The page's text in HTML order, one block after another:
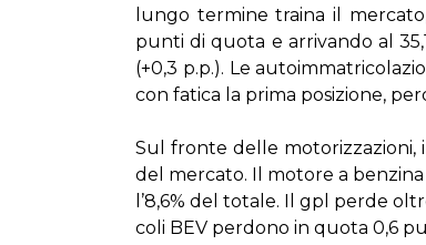
lun­go ter­mi­ne trai­na il
pun­ti di quo­ta e ar­ri­van­do al
(+0,3 p.p.). Le
con fa­ti­ca la pri­ma po­si­zio­ne,
Sul fron­te del­le mo­to­riz­za­zio­ni,
del mer­ca­to. Il mo­to­re a ben­zi­na
l’8,6% del to­ta­le. Il gpl per­de
co­li BEV per­do­no in quo­ta 0,6